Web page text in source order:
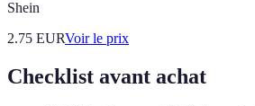
Shein
2.75 EURVoir le prix
Checklist avant achat